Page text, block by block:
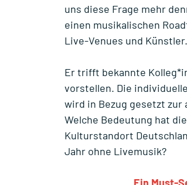
uns diese Frage mehr
einen musikalischen
Live-Venues und Künstler.
Er trifft bekannte
vorstellen. Die
wird in Bezug gesetzt zur
Welche Bedeutung hat
Kulturstandort
Jahr ohne Livemusik?